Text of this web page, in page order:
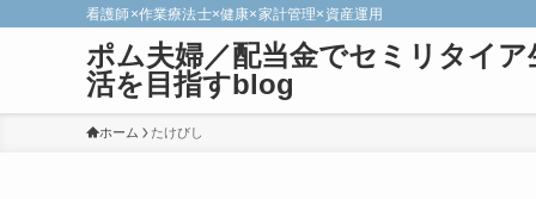
看護師×作業療法士×健康×家計管理×資産運用
ポム夫婦／配当金でセミリタイア
活を目指すblog
ホーム たけびし